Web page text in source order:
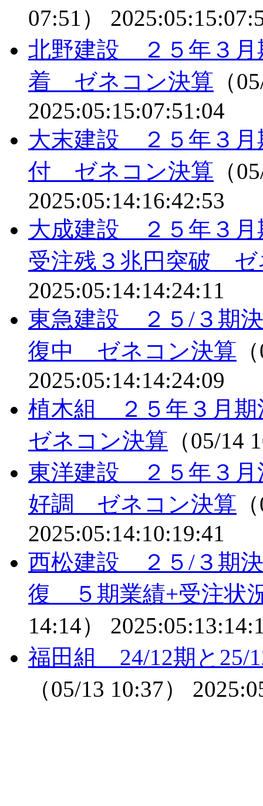
07:51）
北野建設 ２５年３
着 ゼネコン決算 （
2025:05:15:07:51:04
大末建設 ２５年３
付 ゼネコン決算 （
2025:05:14:16:42:53
大成建設 ２５年３
受注残３兆円突破 ゼ
2025:05:14:14:24:11
東急建設 ２５/３期
復中 ゼネコン決算
2025:05:14:14:24:09
植木組 ２５年３月
ゼネコン決算 （05/14
東洋建設 ２５年３
好調 ゼネコン決算
2025:05:14:10:19:41
西松建設 ２５/３期
復 ５期業績+受注状
14:14）
福田組 24/12期と25/
（05/13 10:37）